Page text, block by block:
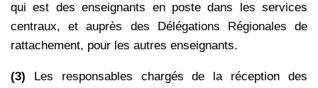
qui est des enseignants en poste dans les services
centraux, et auprès des Délégations Régionales de
rattachement, pour les autres enseignants.
(3) Les responsables chargés de la réception des